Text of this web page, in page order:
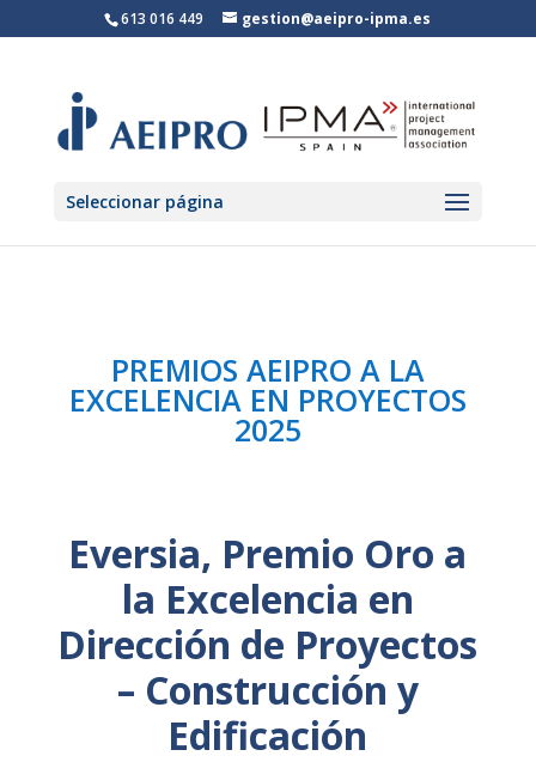
613 016 449 gestion@aeipro-ipma.es
Seleccionar página
PREMIOS AEIPRO A LA
EXCELENCIA EN PROYECTOS
2025
Eversia, Premio Oro a
la Excelencia en
Dirección de Proyectos
– Construcción y
Edificación